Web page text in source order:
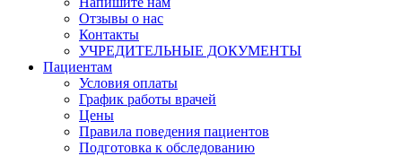
Отзывы о нас
Контакты
УЧРЕДИТЕЛЬНЫЕ ДОКУМЕНТЫ
Пациентам
Условия оплаты
График работы врачей
Цены
Правила поведения пациентов
Подготовка к обследованию